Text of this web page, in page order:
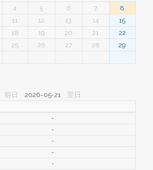
4 5 6 7
8
11 12 13 14
15
18 19 20 21
22
25 26 27 28
29
前日 2026-05-21 翌日
-
-
-
-
-